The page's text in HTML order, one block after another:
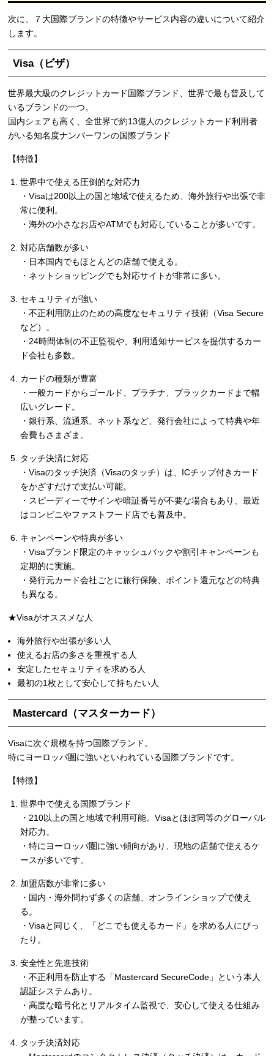
次に、７大国際ブランドの特徴やサービス内容の違いについて紹介
します。
Visa（ビザ）
世界最大級のクレジットカード国際ブランド、世界で最も普及して
いるブランドの一つ。
国内シェアも高く、全世界で約13億人のクレジットカード利用者
がいる知名度ナンバーワンの国際ブランド
【特徴】
世界中で使える圧倒的な対応力
・Visaは200以上の国と地域で使えるため、海外旅行や出張で非
常に便利。
・海外の小さなお店やATMでも対応していることが多いです。
対応店舗数が多い
・日本国内でもほとんどの店舗で使える。
・ネットショッピングでも対応サイトが非常に多い。
セキュリティが強い
・不正利用防止のための高度なセキュリティ技術（Visa Secure
など）。
・24時間体制の不正監視や、利用通知サービスを提供するカー
ド会社も多数。
カードの種類が豊富
・一般カードからゴールド、プラチナ、ブラックカードまで幅
広いグレード。
・銀行系、流通系、ネット系など、発行会社によって特典や年
会費もさまざま。
タッチ決済に対応
・Visaのタッチ決済（Visaのタッチ）は、ICチップ付きカード
をかざすだけで支払い可能。
・スピーディーでサインや暗証番号が不要な場合もあり、最近
はコンビニやファストフード店でも普及中。
キャンペーンや特典が多い
・Visaブランド限定のキャッシュバックや割引キャンペーンも
定期的に実施。
・発行元カード会社ごとに旅行保険、ポイント還元などの特典
も異なる。
★Visaがオススメな人
海外旅行や出張が多い人
使えるお店の多さを重視する人
安定したセキュリティを求める人
最初の1枚として安心して持ちたい人
Mastercard（マスターカード）
Visaに次ぐ規模を持つ国際ブランド。
特にヨーロッパ圏に強いといわれている国際ブランドです。
【特徴】
世界中で使える国際ブランド
・210以上の国と地域で利用可能。Visaとほぼ同等のグローバル
対応力。
・特にヨーロッパ圏に強い傾向があり、現地の店舗で使えるケ
ースが多いです。
加盟店数が非常に多い
・国内・海外問わず多くの店舗、オンラインショップで使え
る。
・Visaと同じく、「どこでも使えるカード」を求める人にぴっ
たり。
安全性と先進技術
・不正利用を防止する「Mastercard SecureCode」という本人
認証システムあり。
・高度な暗号化とリアルタイム監視で、安心して使える仕組み
が整っています。
タッチ決済対応